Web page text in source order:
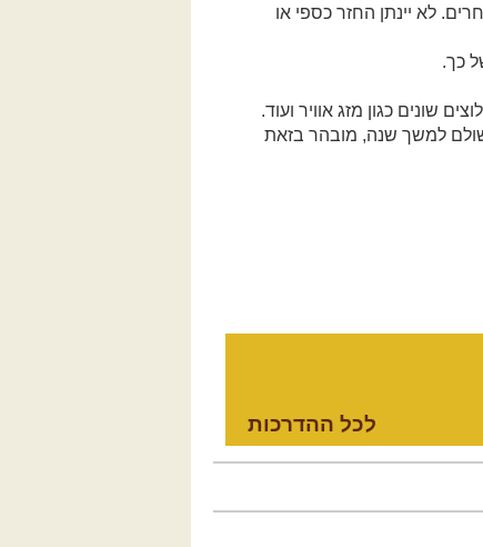
לא יחכו למאחרים. לא יינתן החזר כספי או
כך.
שונים כגון מזג אוויר ועוד.
למשך שנה, מובהר בזאת
לכל ההדרכות